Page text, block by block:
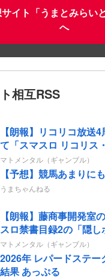
イト「うまとみらい
へ
相互RSS
【朗報】リコリコ放送
て「スマスロ リコリス
出映像”たぬきを掴まえ
せ！”が公開される
マトメンタル（ギャンブル）
【予想】競馬あまりに
うまちゃんねる
【朗報】藤商事開発室
スロ禁書目録2の「隠
楽曲（telepath/Real）
公開される！
マトメンタル（ギャンブル）
2026年 レパードステー
結果 あっぷる